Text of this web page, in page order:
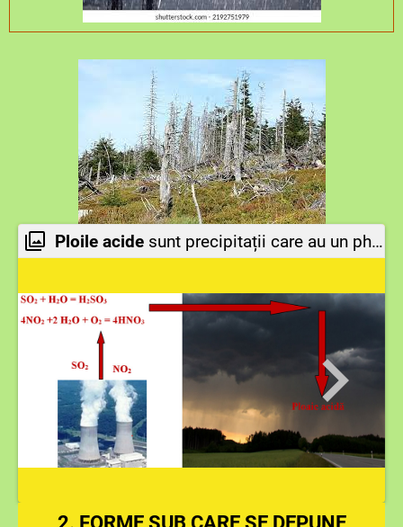
Ploile acide sunt precipitații care au un ph mai mic de 5,6, având deci un caracter acid ponunțat